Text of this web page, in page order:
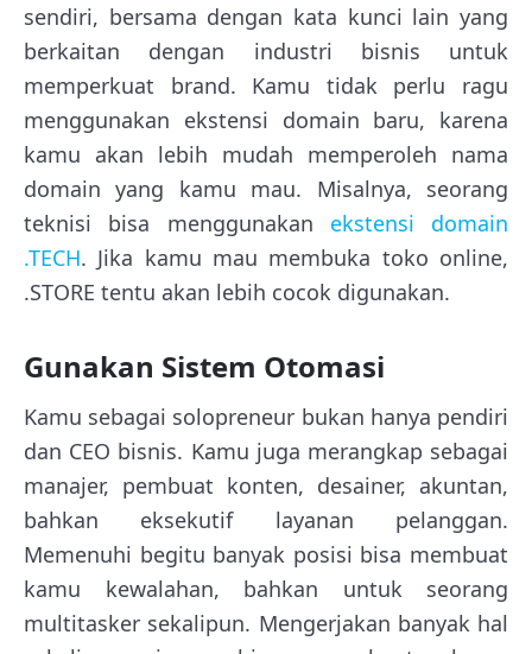
sendiri, bersama dengan kata kunci lain yang
berkaitan dengan industri bisnis untuk
memperkuat brand. Kamu tidak perlu ragu
menggunakan ekstensi domain baru, karena
kamu akan lebih mudah memperoleh nama
domain yang kamu mau. Misalnya, seorang
teknisi bisa menggunakan ekstensi domain
.TECH. Jika kamu mau membuka toko online,
.STORE tentu akan lebih cocok digunakan.
Gunakan Sistem Otomasi
Kamu sebagai solopreneur bukan hanya pendiri
dan CEO bisnis. Kamu juga merangkap sebagai
manajer, pembuat konten, desainer, akuntan,
bahkan eksekutif layanan pelanggan.
Memenuhi begitu banyak posisi bisa membuat
kamu kewalahan, bahkan untuk seorang
multitasker sekalipun. Mengerjakan banyak hal